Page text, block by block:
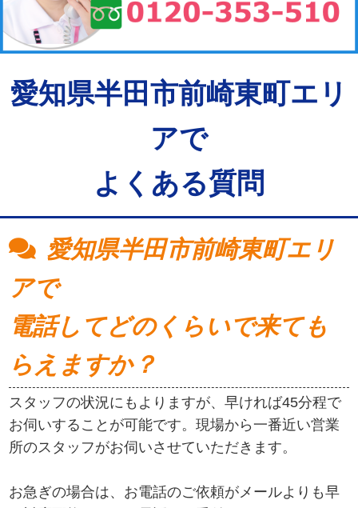
愛知県半田市前崎東町エリ
アで
よくある質問
愛知県半田市前崎東町エリ
アで
電話してどのくらいで来ても
らえますか？
スタッフの状況にもよりますが、早ければ45分程で
お伺いすることが可能です。現場から一番近い営業
所のスタッフがお伺いさせていただきます。
お急ぎの場合は、お電話のご依頼がメールよりも早